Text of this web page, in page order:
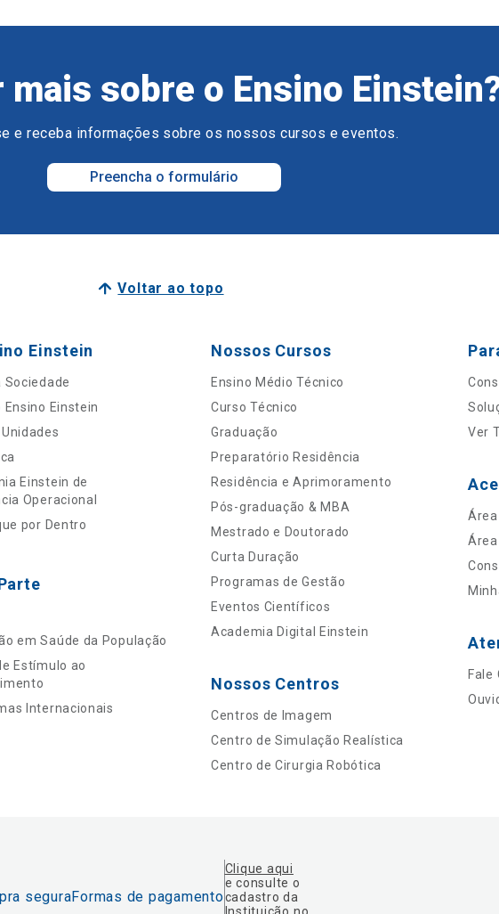
mais sobre o Ensino
e receba informações sobre os nossos cursos e eventos.
Preencha o formulário
Voltar ao topo
Einstein
Sociedade
Ensino Einstein
Einstein de
Operacional
por Dentro
em Saúde da População
Estímulo ao
Internacionais
Nossos Cursos
Ensino Médio Técnico
Curso Técnico
Graduação
Preparatório Residência
Residência e Aprimoramento
Pós-graduação & MBA
Mestrado e Doutorado
Curta Duração
Programas de Gestão
Eventos Científicos
Academia Digital Einstein
Nossos Centros
Centros de Imagem
Centro de Simulação Realística
Centro de Cirurgia Robótica
Ver
Fale
seguraFormas de pagamento
Clique aqui
e consulte o
cadastro da